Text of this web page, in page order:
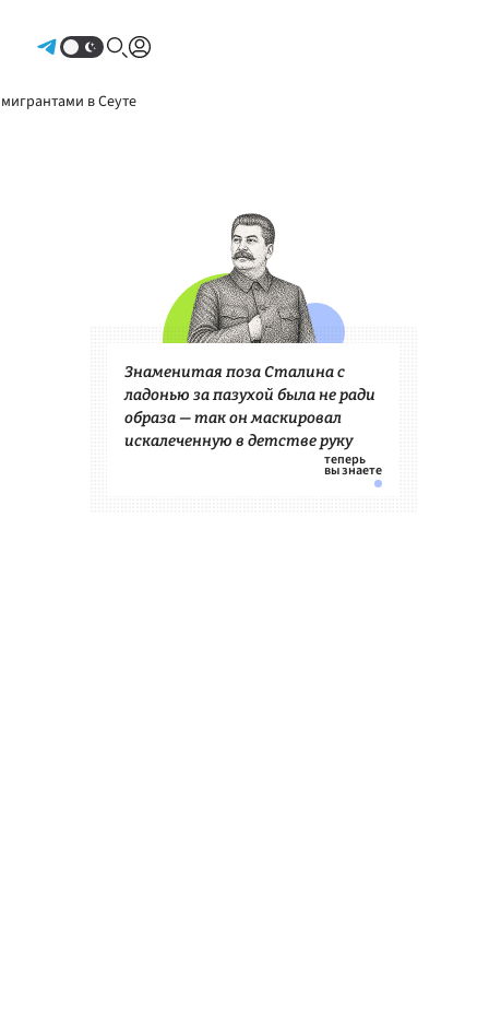
в Сеуте
Знаменитая поза Сталина с
ладонью за пазухой была не ради
образа — так он маскировал
искалеченную в детстве руку